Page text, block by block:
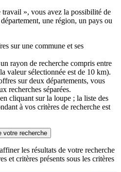
», vous avez la possibilité de
une région, un pays ou
sur une commune et ses
rayon de recherche compris entre
valeur sélectionnée est de 10 km).
sur deux départements, vous
recherches séparées.
cliquant sur la loupe ; la liste des
à vos critères de recherche est
votre recherche
les résultats de votre recherche
et critères présents sous les critères